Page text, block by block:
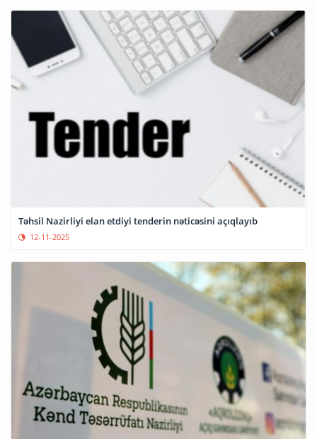
Təhsil Nazirliyi elan etdiyi tenderin nəticəsini açıqlayıb
12-11-2025